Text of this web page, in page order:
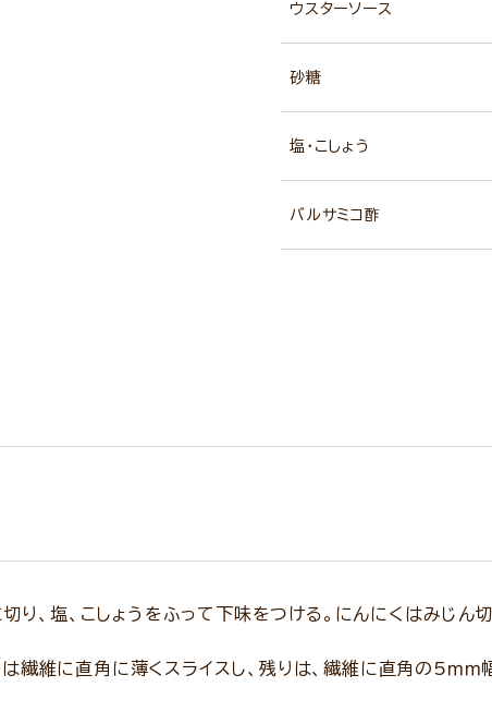
ウスターソース
砂糖
塩・こしょう
バルサミコ酢
、塩、こしょうをふって下味をつける。にんにくはみじん切
繊維に直角に薄くスライスし、残りは、繊維に直角の5ｍ